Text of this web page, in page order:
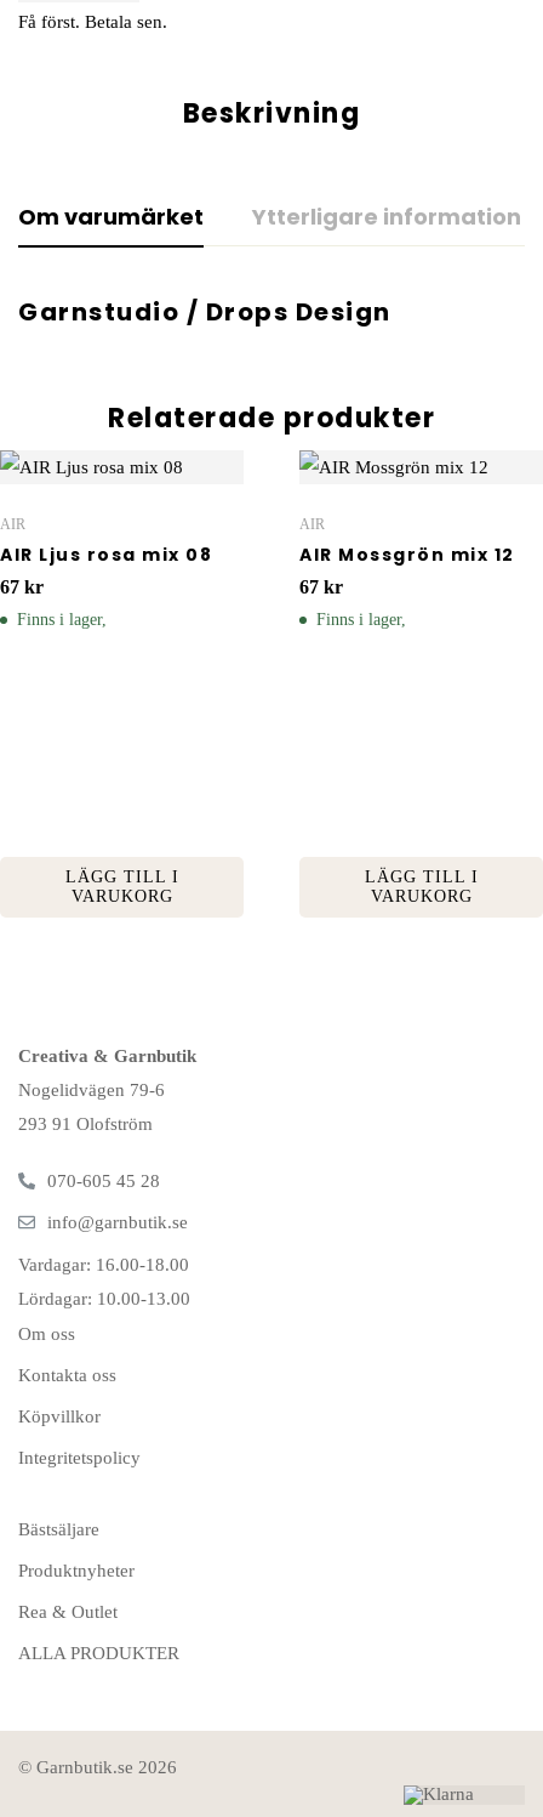
Få först. Betala sen.
Beskrivning
Om varumärket Ytterligare information
Garnstudio / Drops Design
Relaterade produkter
AIR
AIR Ljus rosa mix 08
67 kr
Finns i lager,
LÄGG TILL I
VARUKORG
AIR
AIR Mossgrön mix 12
67 kr
Finns i lager,
LÄGG TILL I
VARUKORG
Creativa & Garnbutik
Nogelidvägen 79-6
293 91 Olofström
070-605 45 28
info@garnbutik.se
Vardagar: 16.00-18.00
Lördagar: 10.00-13.00
Om oss
Kontakta oss
Köpvillkor
Integritetspolicy
Bästsäljare
Produktnyheter
Rea & Outlet
ALLA PRODUKTER
© Garnbutik.se 2026